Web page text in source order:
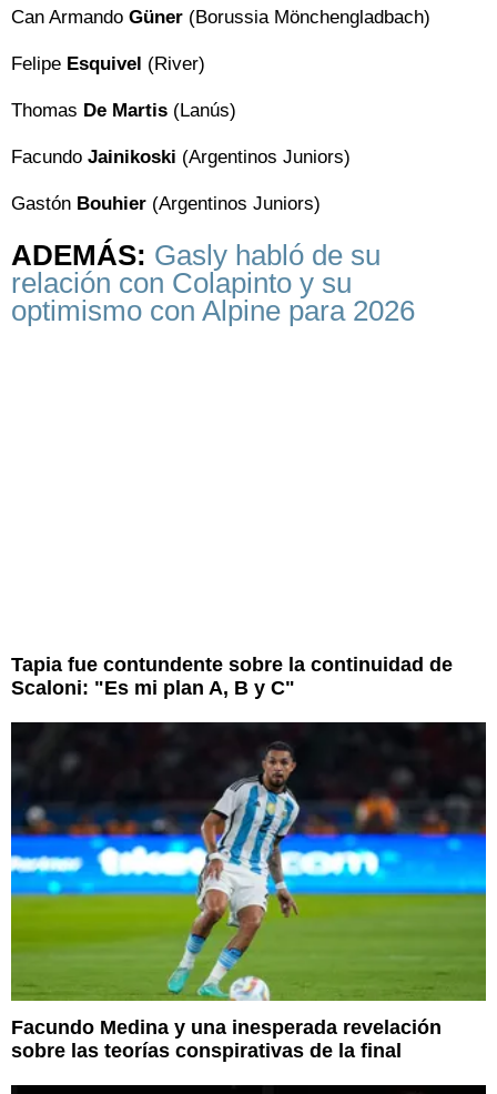
Can Armando Güner (Borussia Mönchengladbach)
Felipe Esquivel (River)
Thomas De Martis (Lanús)
Facundo Jainikoski (Argentinos Juniors)
Gastón Bouhier (Argentinos Juniors)
ADEMÁS: Gasly habló de su
relación con Colapinto y su
optimismo con Alpine para 2026
Tapia fue contundente sobre la continuidad de
Scaloni: "Es mi plan A, B y C"
Facundo Medina y una inesperada revelación
sobre las teorías conspirativas de la final